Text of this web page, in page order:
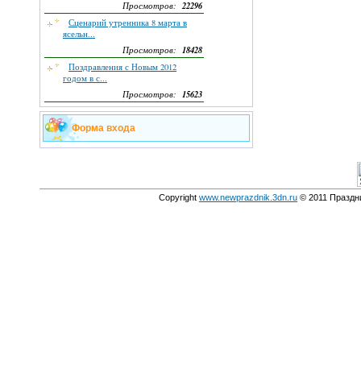
Просмотров:22296
Сценарий утренника 8 марта в
ясельн...
Просмотров: 18428
Поздравления с Новым 2012
годом в с...
Просмотров: 15623
Форма входа
Copyright www.newprazdnik.3dn.ru © 2011